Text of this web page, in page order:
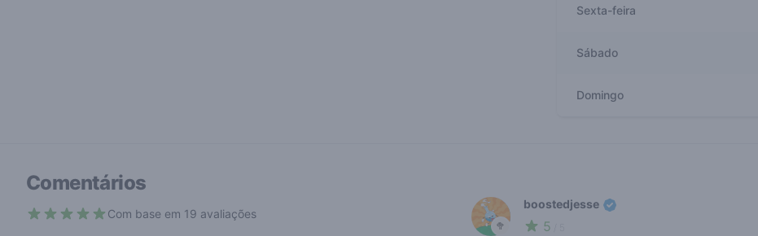
Sexta-feira
Sábado
Domingo
Comentários
Com base em 19 avaliações
🥦
boostedjesse
5